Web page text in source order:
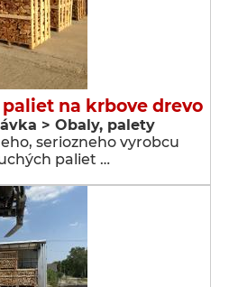
na krbove drevo
> Obaly, palety
seriozneho vyrobcu
paliet …